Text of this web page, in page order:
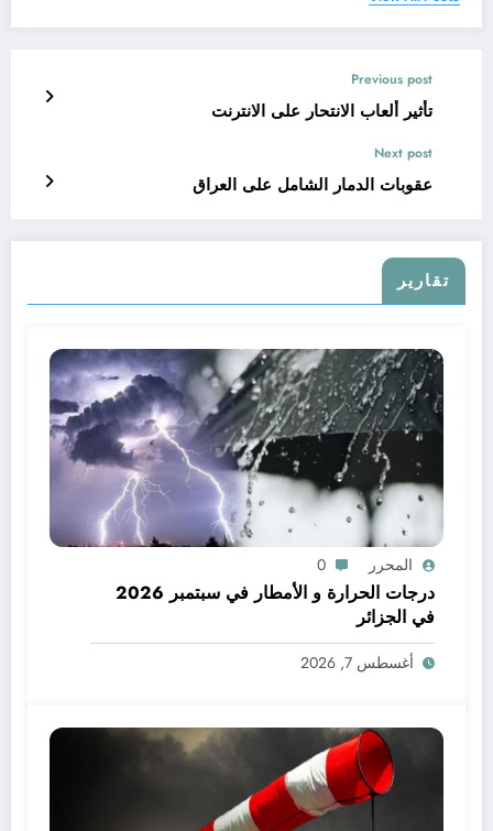
Previous post
تأثير ألعاب الانتحار على الانترنت
Next post
عقوبات الدمار الشامل على العراق
تقارير
المحرر 0
درجات الحرارة و الأمطار في سبتمبر 2026
في الجزائر
أغسطس 7, 2026